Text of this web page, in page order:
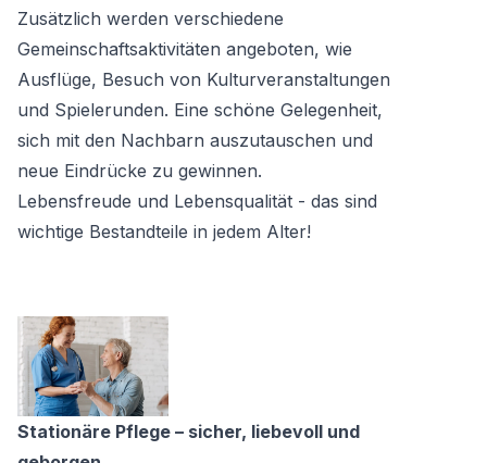
Zusätzlich werden verschiedene
Gemeinschaftsaktivitäten angeboten, wie
Ausflüge, Besuch von Kulturveranstaltungen
und Spielerunden. Eine schöne Gelegenheit,
sich mit den Nachbarn auszutauschen und
neue Eindrücke zu gewinnen.
Lebensfreude und Lebensqualität - das sind
wichtige Bestandteile in jedem Alter!
Stationäre Pflege – sicher, liebevoll und